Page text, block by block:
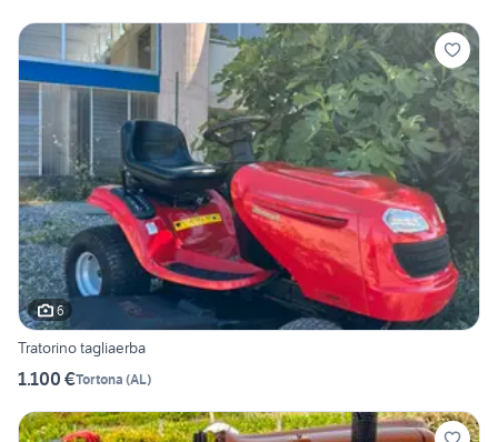
6
Tratorino tagliaerba
1.100 €Tortona (AL)